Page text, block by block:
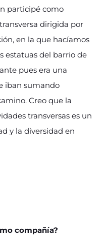
participé como
dirigida por
en la que hacíamos
estatuas del barrio de
pues era una
iban sumando
Creo que la
transversas es un
y la diversidad en
compañía?